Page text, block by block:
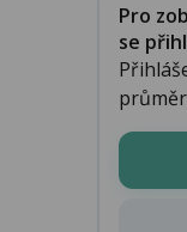
Pro
se